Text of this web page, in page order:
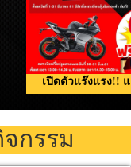
เปิดตัวแร๊งแรง!!
กรรม